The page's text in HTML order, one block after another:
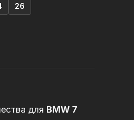
26
для BMW 7